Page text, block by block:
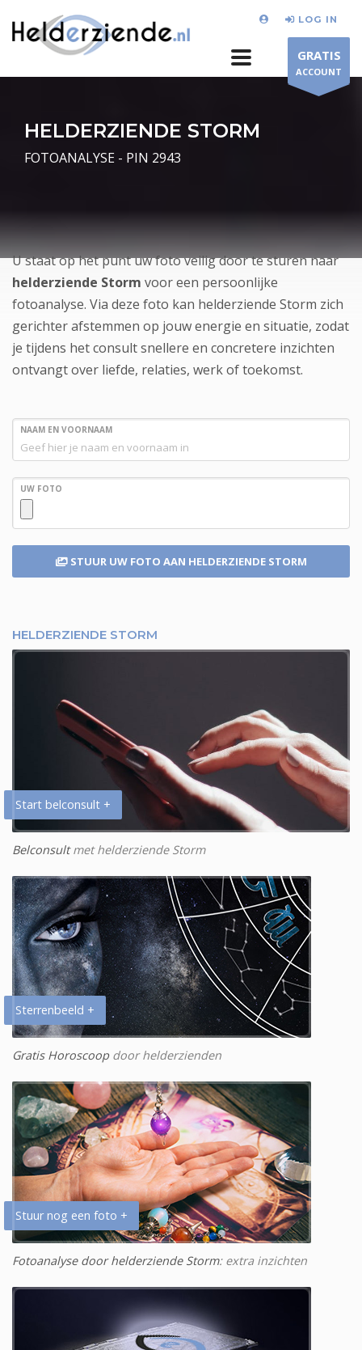
LOG IN
GRATIS
ACCOUNT
HELDERZIENDE STORM
FOTOANALYSE - PIN 2943
U staat op het punt uw foto veilig door te sturen naar
helderziende Storm voor een persoonlijke
fotoanalyse. Via deze foto kan helderziende Storm zich
gerichter afstemmen op jouw energie en situatie, zodat
je tijdens het consult snellere en concretere inzichten
ontvangt over liefde, relaties, werk of toekomst.
NAAM EN VOORNAAM
UW FOTO
STUUR UW FOTO AAN HELDERZIENDE STORM
HELDERZIENDE STORM
Start belconsult +
Belconsultmet helderziende Storm
Sterrenbeeld +
Gratis Horoscoopdoor helderzienden
Stuur nog een foto +
Fotoanalyse door helderziende Storm: extra inzichten